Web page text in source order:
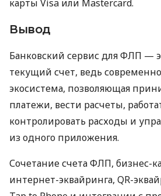
карты Visa или Mastercard.
Вывод
Банковский сервис для ФЛП —
текущий счет, ведь
экосистема, позволяющая
платежи, вести расчеты,
контролировать расходы и
из одного приложения.
Сочетание счета ФЛП, бизнес-
интернет-эквайринга, QR-